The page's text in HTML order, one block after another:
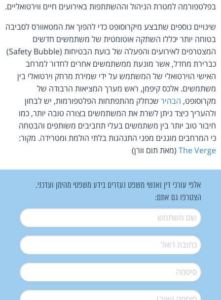
בפלטפורמה למטרת הניהול וההשתתפות באירועים חיים ווירטואליים.
שינויים נוספים שתבצע מיקרוסופט כדי להפוך את המטאוורס לסביבה
בטוחה יותר יכללו השתקה אוטומטית של משתמשים חדשים
המצטרפים לאירועים והפעלה של בועת הבטיחות (Safety Bubble)
כברירת מחדל, אשר מונעת ממשתמשים אחרים לחדור למרחב
האישי הוירטואלי של המשתמש על ידי שמירת מרחק וירטואלי בין
משתמשים. אלכס קיפמן, ראש מערך המציאות הרבודה של
מקרוסופט, הבהיר שכחלק מהתפתחות הפלטפורמות, יש לבחון
ולהעריך כיצד ניתן לשרת את המשתמשים בצורה טובה יותר, כמו
חיבור טוב יותר בין משתמשים בעלי תחביבים משותפים והבטחה
כי המרחבים מוגנים מפני התנהגות בלתי הולמת ומטרידה. מקור:
The Verge (מאת תום וורן)
אלפי עורכי דין ואנשי משפט נעזרים בידע משפטי מהימן ועדכני.
הצטרפו גם אתם:
שם משתמש*
דואל*
סיסמה*
סיסמה (שוב)*